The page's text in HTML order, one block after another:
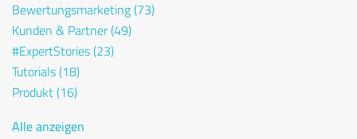
Bewertungsmarketing(73)
Kunden & Partner(49)
#ExpertStories(23)
Tutorials(18)
Produkt(16)
Alle anzeigen